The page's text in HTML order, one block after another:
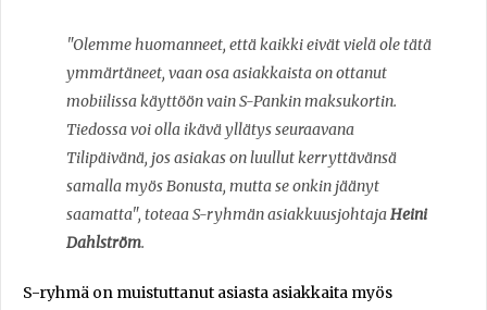
"Olemme huomanneet, että kaikki eivät vielä ole tätä
ymmärtäneet, vaan osa asiakkaista on ottanut
mobiilissa käyttöön vain S-Pankin maksukortin.
Tiedossa voi olla ikävä yllätys seuraavana
Tilipäivänä, jos asiakas on luullut kerryttävänsä
samalla myös Bonusta, mutta se onkin jäänyt
saamatta", toteaa S-ryhmän asiakkuusjohtajaHeini
Dahlström.
S-ryhmä on muistuttanut asiasta asiakkaita myös